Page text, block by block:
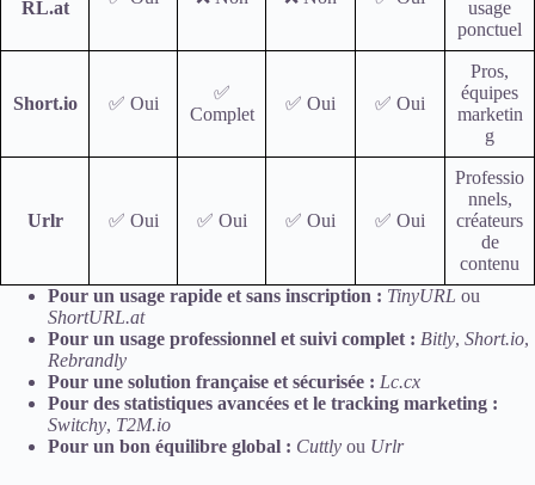
RL.at
usage
ponctuel
Short.io ✅ Oui
✅
Complet
✅ Oui ✅ Oui
Pros,
équipes
marketin
g
Urlr ✅ Oui ✅ Oui ✅ Oui ✅ Oui
Professio
nnels,
créateurs
de
contenu
Pour un usage rapide et sans inscription : TinyURL ou
ShortURL.at
Pour un usage professionnel et suivi complet : Bitly, Short.io,
Rebrandly
Pour une solution française et sécurisée : Lc.cx
Pour des statistiques avancées et le tracking marketing :
Switchy, T2M.io
Pour un bon équilibre global : Cuttly ou Urlr